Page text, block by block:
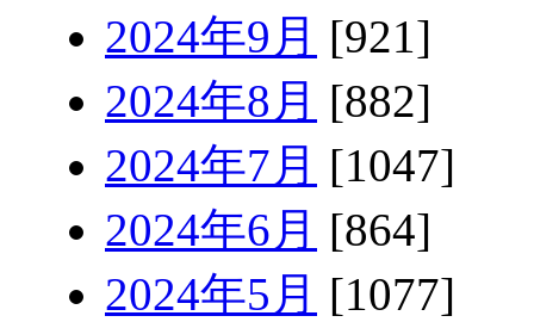
2024年9月 [921]
2024年8月 [882]
2024年7月 [1047]
2024年6月 [864]
2024年5月 [1077]